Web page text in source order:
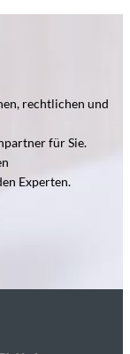
rechtlichen und
für Sie.
Experten.